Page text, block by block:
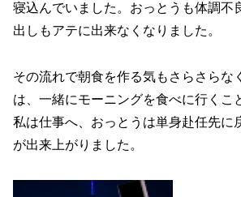
寝込んでいました。おっとうも体調不
出しもアテに出来なくなりました。
その流れで朝食を作る気もさらさらな
は、一緒にモーニングを食べに行くこ
私は仕事へ、おっとうは単身赴任先に
が出来上がりました。